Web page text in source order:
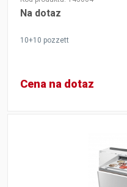
Na dotaz
10+10 pozzett
Cena na dotaz